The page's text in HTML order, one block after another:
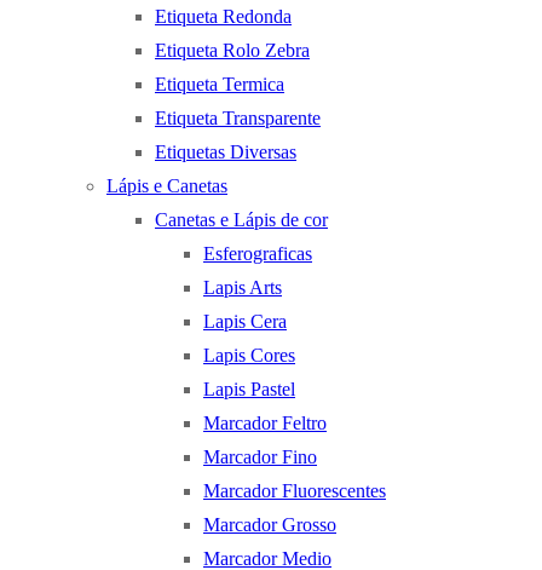
Etiqueta Redonda
Etiqueta Rolo Zebra
Etiqueta Termica
Etiqueta Transparente
Etiquetas Diversas
Lápis e Canetas
Canetas e Lápis de cor
Esferograficas
Lapis Arts
Lapis Cera
Lapis Cores
Lapis Pastel
Marcador Feltro
Marcador Fino
Marcador Fluorescentes
Marcador Grosso
Marcador Medio